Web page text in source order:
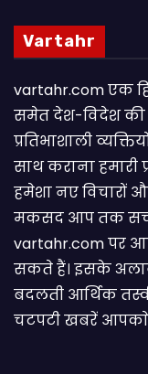
Vartahr
vartahr.com एक
समेत देश-विदेश की
प्रतिभाशाली
साथ कराना
हमेशा नए विचारों
मकसद आप तक
vartahr.com पर
सकते हैं। इसके
बदलती आर्थिक
चटपटी खबरें